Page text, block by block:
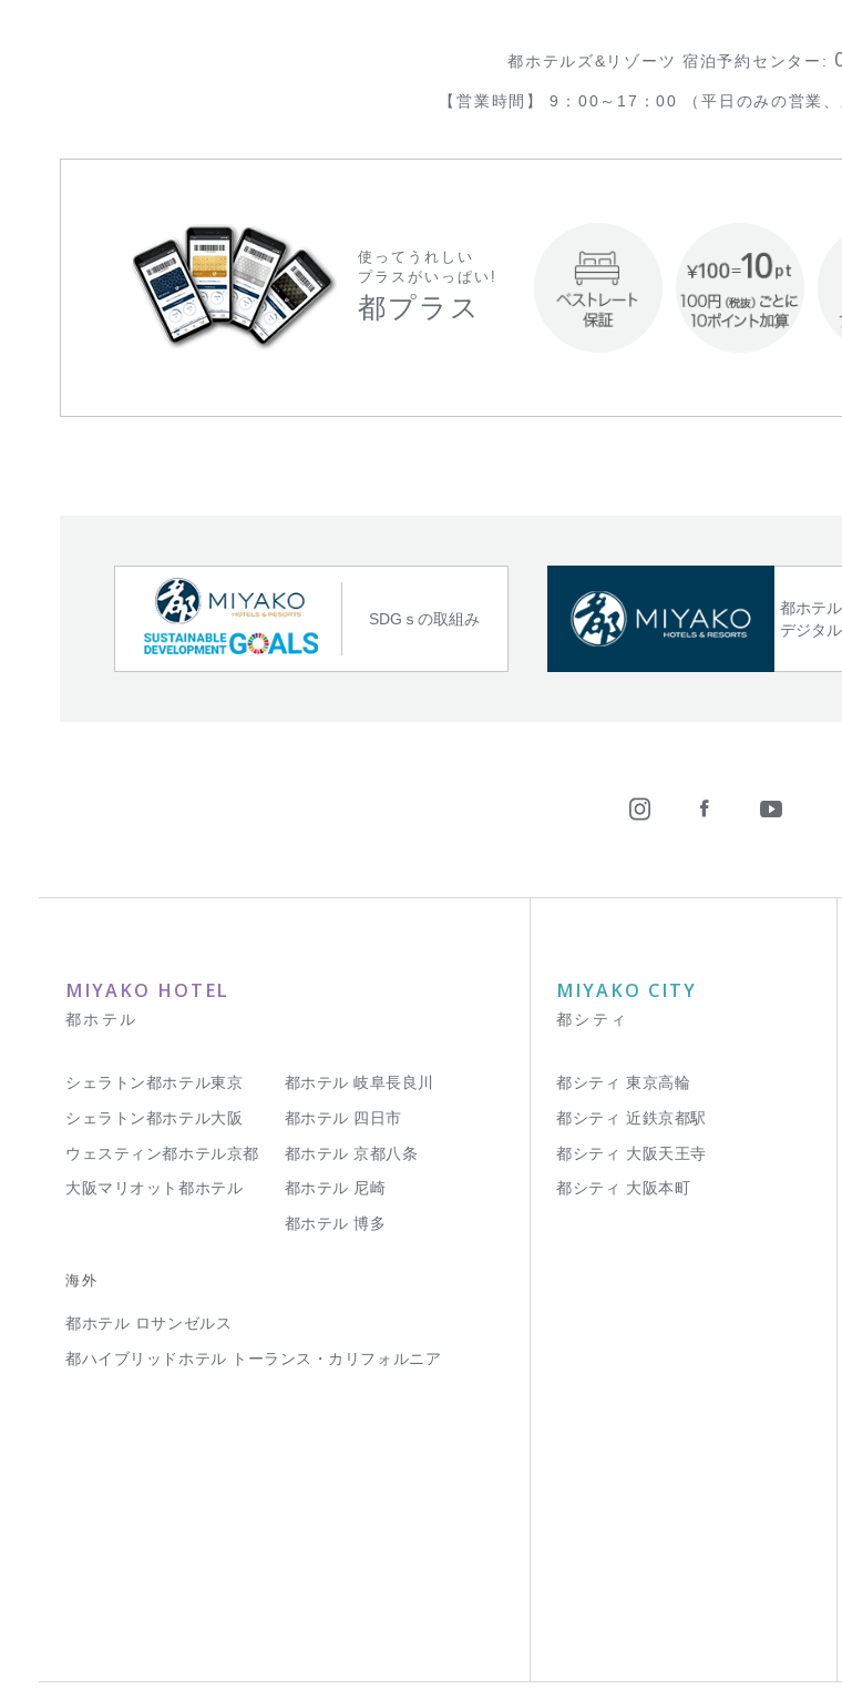
都ホテルズ&リゾーツ 宿泊予約センター :
【営業時間】9：00～17：00 （平日のみの営業
使ってうれしい
プラスがいっぱい!
都プラス
SDGｓの取組み
都ホテ
デジタ
MIYAKO HOTEL
都ホテル
シェラトン都ホテル東京
シェラトン都ホテル大阪
ウェスティン都ホテル京都
大阪マリオット都ホテル
都ホテル 岐阜長良川
都ホテル 四日市
都ホテル 京都八条
都ホテル 尼崎
都ホテル 博多
海外
都ホテル ロサンゼルス
都ハイブリッドホテル トーランス・カリフォルニア
MIYAKO CITY
都シティ
都シティ 東京高輪
都シティ 近鉄京都駅
都シティ 大阪天王寺
都シティ 大阪本町